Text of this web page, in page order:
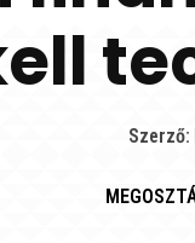
Szerző: